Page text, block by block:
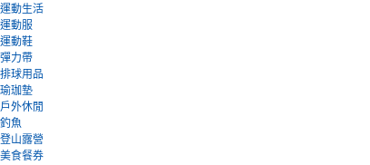
運動生活
運動服
運動鞋
彈力帶
排球用品
瑜珈墊
戶外休閒
釣魚
登山露營
美食餐券